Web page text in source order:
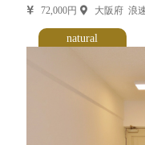
72,000円
大阪府 浪
natural